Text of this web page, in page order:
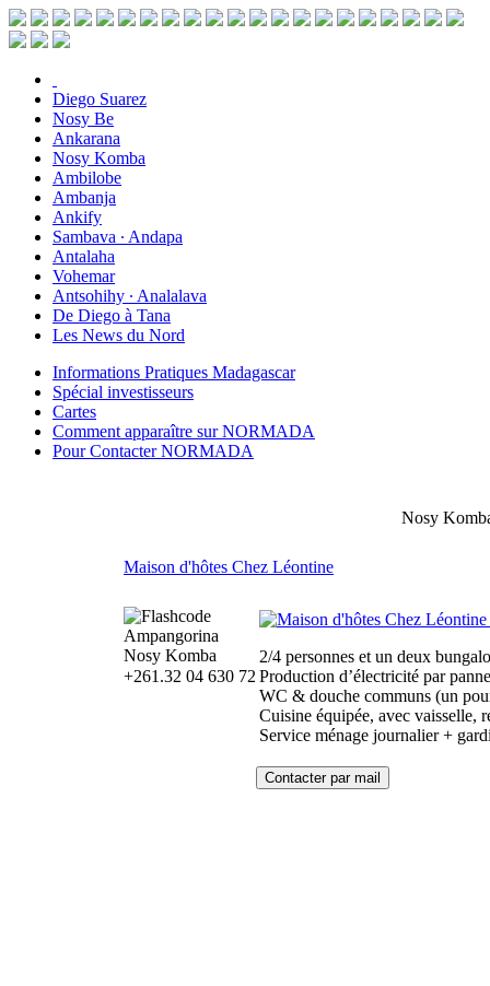
Diego Suarez
Nosy Be
Ankarana
Nosy Komba
Ambilobe
Ambanja
Ankify
Sambava ∙ Andapa
Antalaha
Vohemar
Antsohihy ∙ Analalava
De Diego à Tana
Les News du Nord
Informations Pratiques Madagascar
Spécial investisseurs
Cartes
Comment apparaître sur NORMADA
Pour Contacter NORMADA
Nosy
Maison d'hôtes Chez Léontine
Ampangorina
Nosy Komba
+261.32 04 630 72
2/4 personnes et un deux
Production d’électricité par
WC & douche communs (un
Cuisine équipée, avec vaisselle,
Service ménage journalier +